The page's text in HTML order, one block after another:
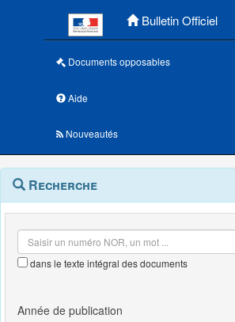
Bulletin Officiel
Documents opposables
Aide
Nouveautés
Navigation
outils
Menu
contextuel
Recherche
dans le texte intégral des documents